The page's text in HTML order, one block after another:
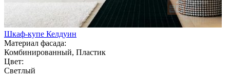
Шкаф-купе Келдуин
Материал фасада:
Комбинированный, Пластик
Цвет:
Светлый